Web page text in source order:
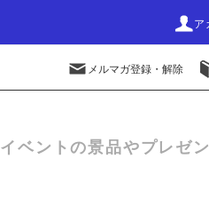
ア
メルマガ登録・解除
イベントの景品やプレゼ